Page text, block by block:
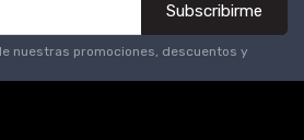
Subscribirme
nuestras promociones, descuentos y